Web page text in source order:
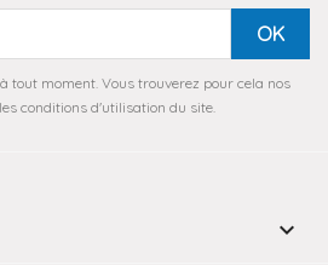
tout moment. Vous trouverez pour cela nos
conditions d'utilisation du site.
